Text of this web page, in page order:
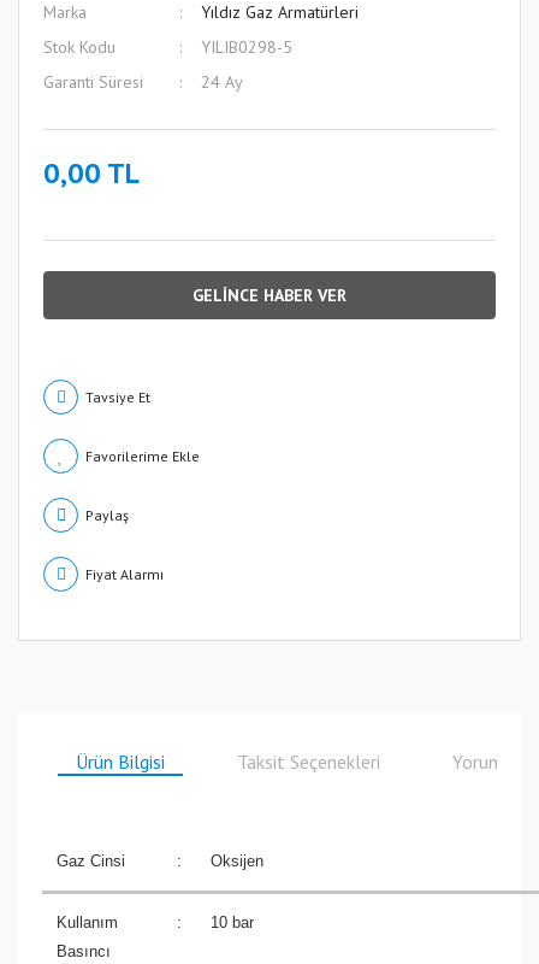
Marka
Yıldız Gaz Armatürleri
Stok Kodu
YILIB0298-5
Garanti Süresi
24 Ay
0,00 TL
GELİNCE HABER VER
Tavsiye Et
Paylaş
Fiyat Alarmı
Ürün Bilgisi Taksit Seçenekleri Yorumlar
Gaz Cinsi : Oksijen
Kullanım
Basıncı
: 10 bar